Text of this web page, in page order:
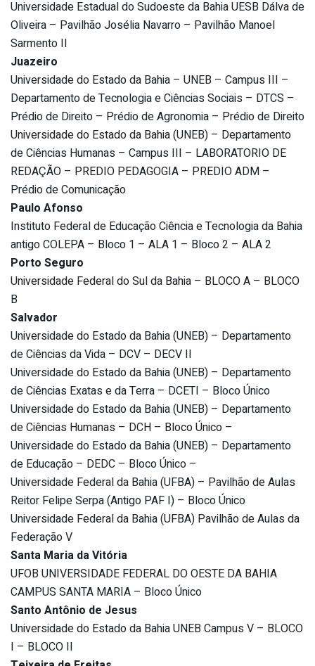
Universidade Estadual do Sudoeste da Bahia UESB Dálva de
Oliveira – Pavilhão Josélia Navarro – Pavilhão Manoel
Sarmento II
Juazeiro
Universidade do Estado da Bahia – UNEB – Campus III –
Departamento de Tecnologia e Ciências Sociais – DTCS –
Prédio de Direito – Prédio de Agronomia – Prédio de Direito
Universidade do Estado da Bahia (UNEB) – Departamento
de Ciências Humanas – Campus III – LABORATORIO DE
REDAÇÃO – PREDIO PEDAGOGIA – PREDIO ADM –
Prédio de Comunicação
Paulo Afonso
Instituto Federal de Educação Ciência e Tecnologia da Bahia
antigo COLEPA – Bloco 1 – ALA 1 – Bloco 2 – ALA 2
Porto Seguro
Universidade Federal do Sul da Bahia – BLOCO A – BLOCO
B
Salvador
Universidade do Estado da Bahia (UNEB) – Departamento
de Ciências da Vida – DCV – DECV II
Universidade do Estado da Bahia (UNEB) – Departamento
de Ciências Exatas e da Terra – DCETI – Bloco Único
Universidade do Estado da Bahia (UNEB) – Departamento
de Ciências Humanas – DCH – Bloco Único –
Universidade do Estado da Bahia (UNEB) – Departamento
de Educação – DEDC – Bloco Único –
Universidade Federal da Bahia (UFBA) – Pavilhão de Aulas
Reitor Felipe Serpa (Antigo PAF I) – Bloco Único
Universidade Federal da Bahia (UFBA) Pavilhão de Aulas da
Federação V
Santa Maria da Vitória
UFOB UNIVERSIDADE FEDERAL DO OESTE DA BAHIA
CAMPUS SANTA MARIA – Bloco Único
Santo Antônio de Jesus
Universidade do Estado da Bahia UNEB Campus V – BLOCO
I – BLOCO II